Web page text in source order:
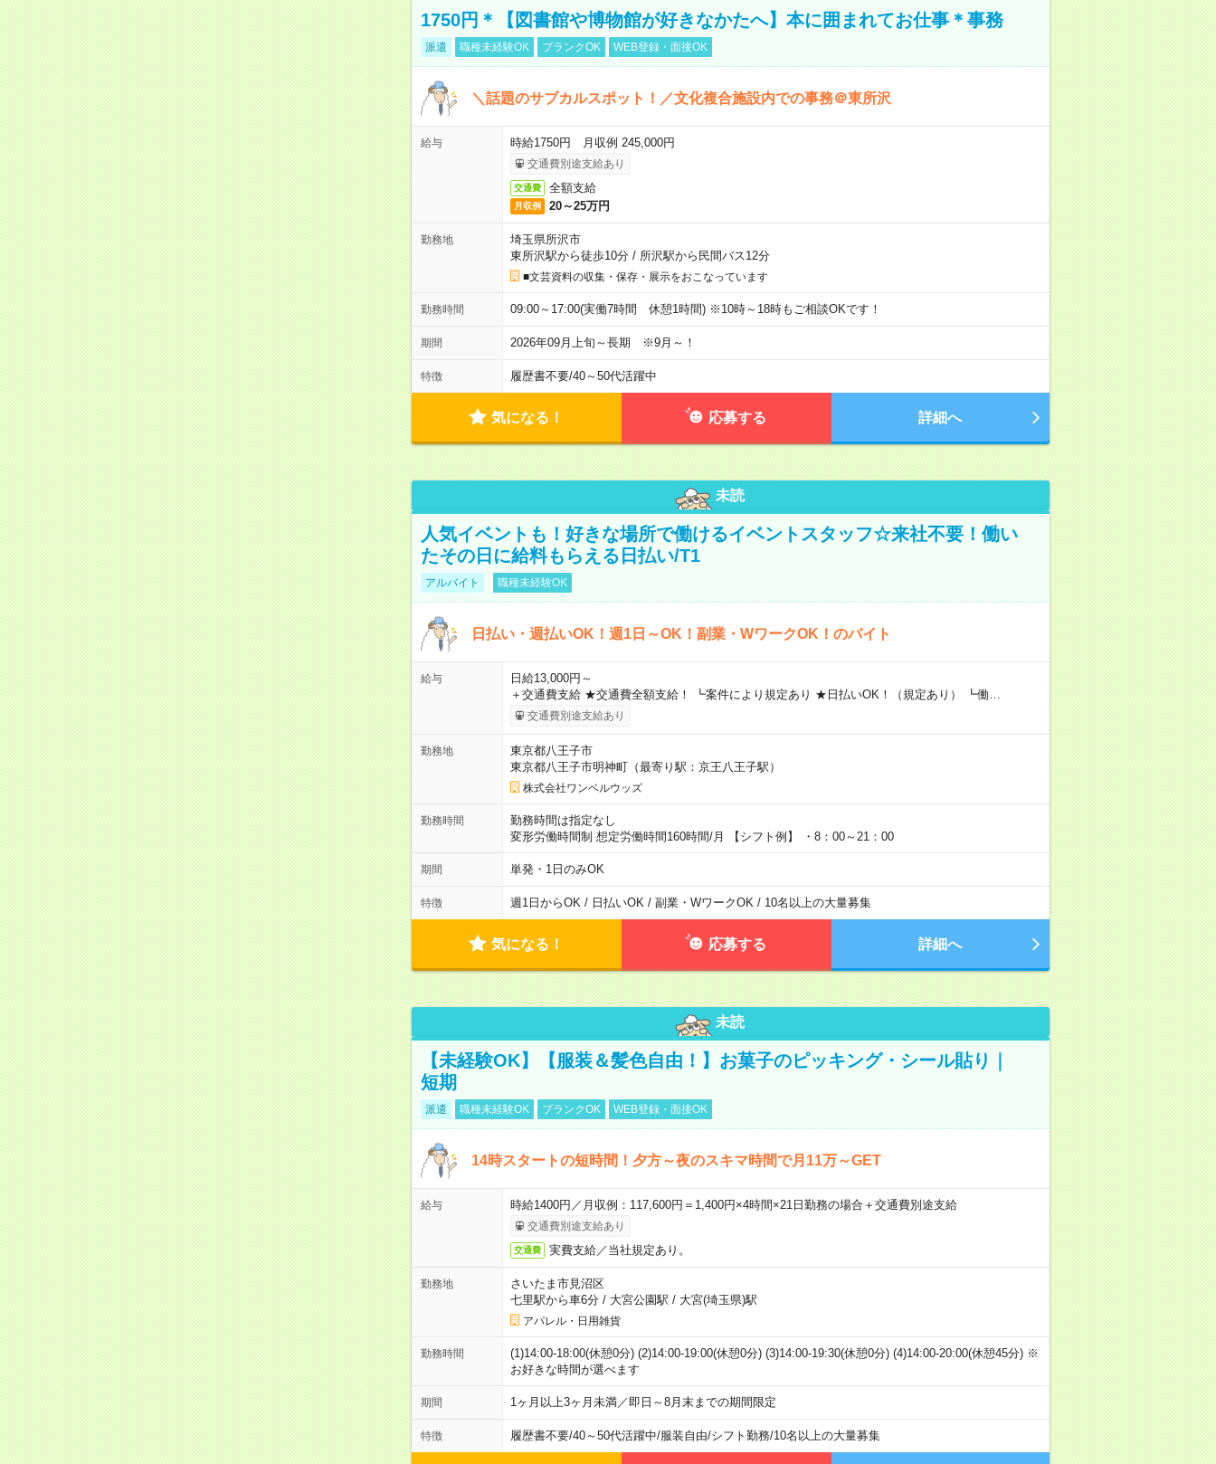
1750円＊【図書館や博物館が好きなかたへ】本に囲まれてお仕事＊事務
派遣 職種未経験OK ブランクOK WEB登録・面接OK
＼話題のサブカルスポット！／文化複合施設内での事務＠東所沢
給与 時給1750円 月収例 245,000円
交通費別途支給あり
交通費 全額支給
月収例 20～25万円
勤務地
埼玉県所沢市
東所沢駅から徒歩10分/ 所沢駅から民間バス12分
■文芸資料の収集・保存・展示をおこなっています
勤務時間 09:00～17:00(実働7時間 休憩1時間) ※10時～18時もご相談OKです！
期間 2026年09月上旬～長期 ※9月～！
特徴 履歴書不要/40～50代活躍中
気になる！ 応募する 詳細へ
未読
人気イベントも！好きな場所で働けるイベントスタッフ☆来社不要！働い
たその日に給料もらえる日払い/T1
アルバイト 職種未経験OK
日払い・週払いOK！週1日～OK！副業・WワークOK！のバイト
給与
日給13,000円～
＋交通費支給 ★交通費全額支給！ ┗案件により規定あり ★日払いOK！（規定あり） ┗働…
交通費別途支給あり
勤務地
東京都八王子市
東京都八王子市明神町（最寄り駅：京王八王子駅）
株式会社ワンベルウッズ
勤務時間
勤務時間は指定なし
変形労働時間制 想定労働時間160時間/月 【シフト例】 ・8：00～21：00
期間 単発・1日のみOK
特徴 週1日からOK / 日払いOK / 副業・WワークOK / 10名以上の大量募集
気になる！ 応募する 詳細へ
未読
【未経験OK】【服装＆髪色自由！】お菓子のピッキング・シール貼り｜
短期
派遣 職種未経験OK ブランクOK WEB登録・面接OK
14時スタートの短時間！夕方～夜のスキマ時間で月11万～GET
給与 時給1400円／月収例：117,600円＝1,400円×4時間×21日勤務の場合＋交通費別途支給
交通費別途支給あり
交通費 実費支給／当社規定あり。
勤務地
さいたま市見沼区
七里駅から車6分/ 大宮公園駅 / 大宮(埼玉県)駅
アパレル・日用雑貨
勤務時間
(1)14:00-18:00(休憩0分) (2)14:00-19:00(休憩0分) (3)14:00-19:30(休憩0分) (4)14:00-20:00(休憩45分) ※
お好きな時間が選べます
期間 1ヶ月以上3ヶ月未満／即日～8月末までの期間限定
特徴 履歴書不要/40～50代活躍中/服装自由/シフト勤務/10名以上の大量募集